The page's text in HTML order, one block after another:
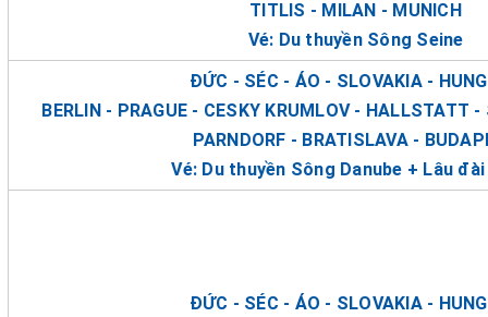
TITLIS - MILAN - MUNICH
Vé: Du thuyền Sông Seine
ĐỨC - SÉC - ÁO - SLOVAKIA -
BERLIN - PRAGUE - CESKY KRUMLOV - HALLSTATT
PARNDORF - BRATISLAVA -
Vé: Du thuyền Sông Danube + Lâu
ĐỨC - SÉC - ÁO - SLOVAKIA -